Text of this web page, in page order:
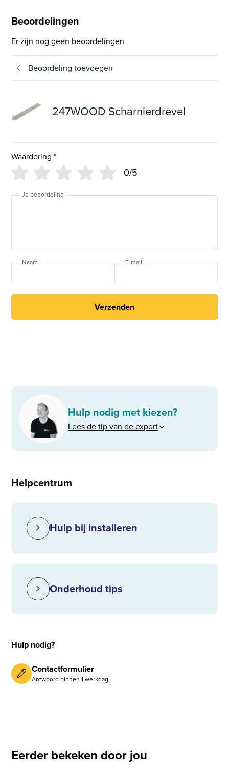
Beoordelingen
Er zijn nog geen beoordelingen
Beoordeling toevoegen
247WOOD Scharnierdrevel
Waardering*
0/5
Je beoordeling
Naam E-mail
Verzenden
Hulp nodig met kiezen?
Lees de tip van de expert
Helpcentrum
Hulp bij installeren
Onderhoud tips
Hulp nodig?
Contactformulier
Antwoord binnen 1 werkdag
Eerder bekeken door jou